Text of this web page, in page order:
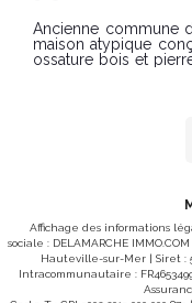
et 2490€/an Prix moyens des énergies indexés sur les
années 2021, 2022 et
informations sur les
Ancienne commune
maison atypique
ossature bois et
appentis non
la propriété.Terrain
au coeur du site
l'abbaye de La
Atouts majeurs Environnement préservé et calme absolu,
aucune route à proximité,
Affichage des informations
sociale : DELAMARCHE
Hauteville-sur-Mer | Siret :
Intracommunautaire :